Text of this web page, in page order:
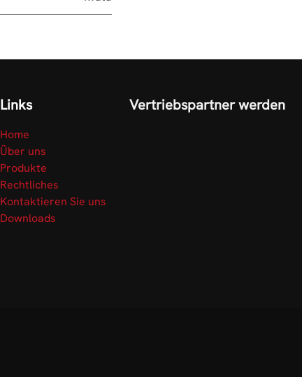
Links
Home
Über uns
Produkte
Rechtliches
Kontaktieren Sie uns
Downloads
Vertriebspartner werden